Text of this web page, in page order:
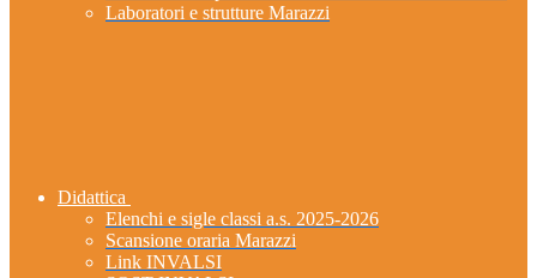
Laboratori e strutture Marazzi
Didattica
Elenchi e sigle classi a.s. 2025-2026
Scansione oraria Marazzi
Link INVALSI